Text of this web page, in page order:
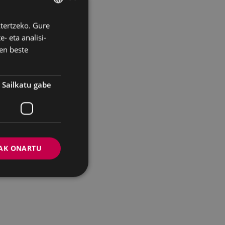
BASQUE
SPANISH
Gure
eta analisi-
beste
Sailkatu gabe
ONARTU